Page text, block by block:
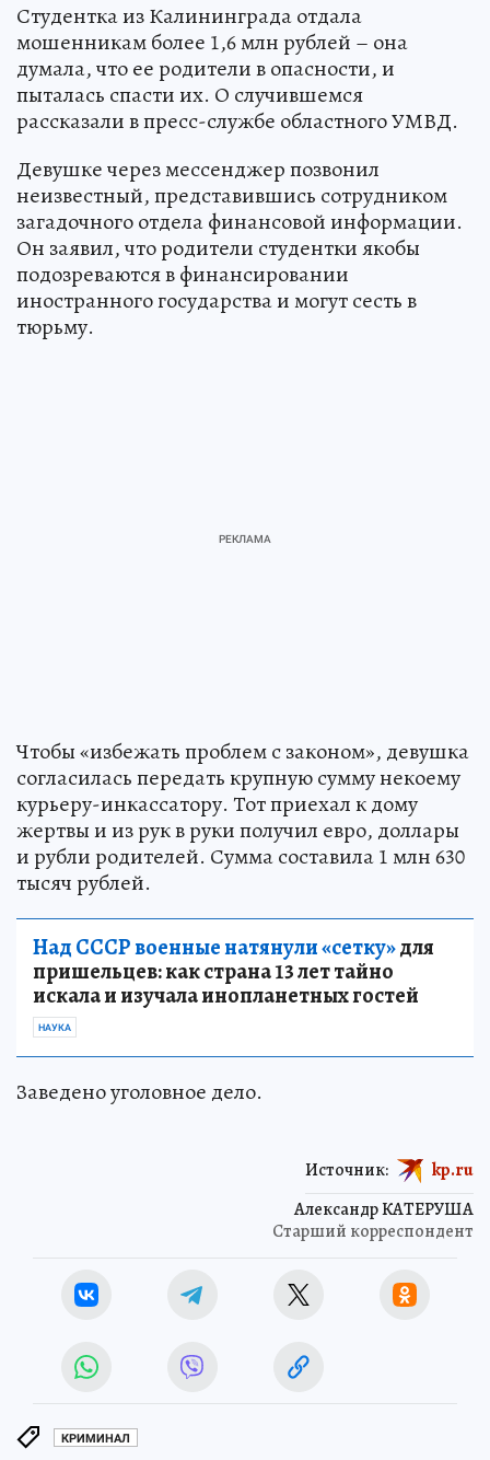
Студентка из Калининграда отдала
мошенникам более 1,6 млн рублей – она
думала, что ее родители в опасности, и
пыталась спасти их. О случившемся
рассказали в пресс-службе областного УМВД.
Девушке через мессенджер позвонил
неизвестный, представившись сотрудником
загадочного отдела финансовой информации.
Он заявил, что родители студентки якобы
подозреваются в финансировании
иностранного государства и могут сесть в
тюрьму.
Чтобы «избежать проблем с законом», девушка
согласилась передать крупную сумму некоему
курьеру-инкассатору. Тот приехал к дому
жертвы и из рук в руки получил евро, доллары
и рубли родителей. Сумма составила 1 млн 630
тысяч рублей.
Над СССР военные натянули «сетку»для
пришельцев: как страна 13 лет тайно
искала и изучала инопланетных гостей
НАУКА
Заведено уголовное дело.
Александр КАТЕРУША
Старший корреспондент
Источник: kp.ru
КРИМИНАЛ